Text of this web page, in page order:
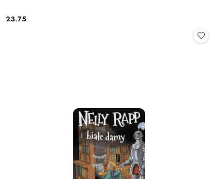
Cena:
23.75